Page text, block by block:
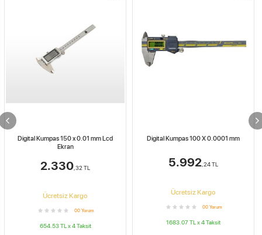
Digital Kumpas 100 X 0.0001 mm
5.992
Ücretsiz Kargo
STOKTA YOK
Digital Kumpas 150 X 0.1 mm Işık Enerjili
1.198,45
Ücretsiz Kargo
00
336.61TL x4Taksit